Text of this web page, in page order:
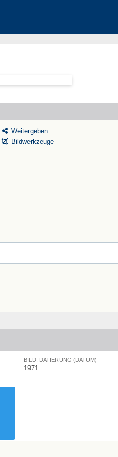
Weitergeben
Bildwerkzeuge
BILD: DATIERUNG (DATUM)
1971